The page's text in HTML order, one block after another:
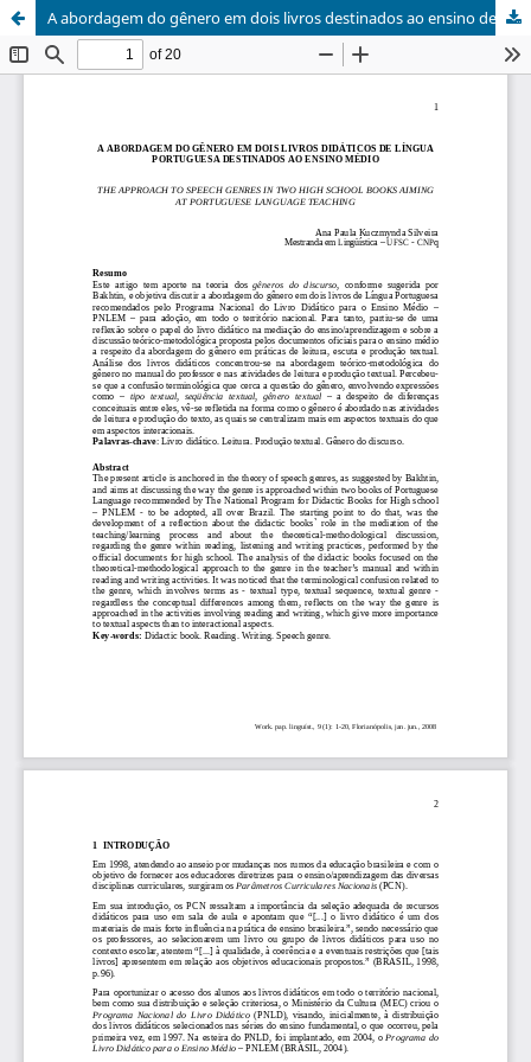
A abordagem do gênero em dois livros destinados ao ensino de língua portuguesa no Ensino Médio